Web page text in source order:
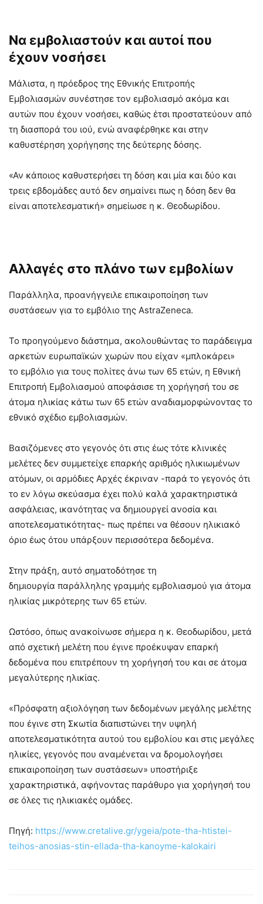
Να εμβολιαστούν και αυτοί που
έχουν νοσήσει
Μάλιστα, η πρόεδρος της Εθνικής Επιτροπής
Εμβολιασμών συνέστησε τον εμβολιασμό ακόμα και
αυτών που έχουν νοσήσει, καθώς έτσι προστατεύουν από
τη διασπορά του ιού, ενώ αναφέρθηκε και στην
καθυστέρηση χορήγησης της δεύτερης δόσης.
«Αν κάποιος καθυστερήσει τη δόση και μία και δύο και
τρεις εβδομάδες αυτό δεν σημαίνει πως η δόση δεν θα
είναι αποτελεσματική» σημείωσε η κ. Θεοδωρίδου.
Αλλαγές στο πλάνο των εμβολίων
Παράλληλα, προανήγγειλε επικαιροποίηση των
συστάσεων για το εμβόλιο της AstraZeneca.
Το προηγούμενο διάστημα, ακολουθώντας το παράδειγμα
αρκετών ευρωπαϊκών χωρών που είχαν «μπλοκάρει»
το εμβόλιο για τους πολίτες άνω των 65 ετών, η Εθνική
Επιτροπή Εμβολιασμού αποφάσισε τη χορήγησή του σε
άτομα ηλικίας κάτω των 65 ετών αναδιαμορφώνοντας το
εθνικό σχέδιο εμβολιασμών.
Βασιζόμενες στο γεγονός ότι στις έως τότε κλινικές
μελέτες δεν συμμετείχε επαρκής αριθμός ηλικιωμένων
ατόμων, οι αρμόδιες Αρχές έκριναν -παρά το γεγονός ότι
το εν λόγω σκεύασμα έχει πολύ καλά χαρακτηριστικά
ασφάλειας, ικανότητας να δημιουργεί ανοσία και
αποτελεσματικότητας- πως πρέπει να θέσουν ηλικιακό
όριο έως ότου υπάρξουν περισσότερα δεδομένα.
Στην πράξη, αυτό σηματοδότησε τη
δημιουργία παράλληλης γραμμής εμβολιασμού για άτομα
ηλικίας μικρότερης των 65 ετών.
Ωστόσο, όπως ανακοίνωσε σήμερα η κ. Θεοδωρίδου, μετά
από σχετική μελέτη που έγινε προέκυψαν επαρκή
δεδομένα που επιτρέπουν τη χορήγησή του και σε άτομα
μεγαλύτερης ηλικίας.
«Πρόσφατη αξιολόγηση των δεδομένων μεγάλης μελέτης
που έγινε στη Σκωτία διαπιστώνει την υψηλή
αποτελεσματικότητα αυτού του εμβολίου και στις μεγάλες
ηλικίες, γεγονός που αναμένεται να δρομολογήσει
επικαιροποίηση των συστάσεων» υποστήριξε
χαρακτηριστικά, αφήνοντας παράθυρο για χορήγησή του
σε όλες τις ηλικιακές ομάδες.
Πηγή: https://www.cretalive.gr/ygeia/pote-tha-htistei-
teihos-anosias-stin-ellada-tha-kanoyme-kalokairi